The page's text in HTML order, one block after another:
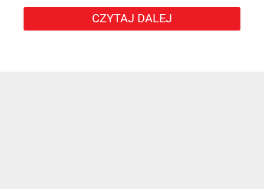
CZYTAJ DALEJ